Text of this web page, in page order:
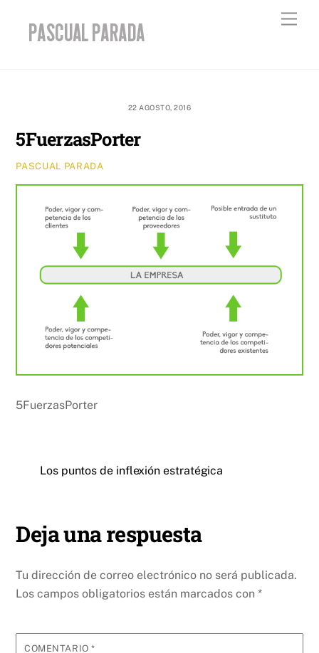
content
22 AGOSTO, 2016
5FuerzasPorter
PASCUAL PARADA
5FuerzasPorter
Los puntos de inflexión estratégica
Deja una respuesta
Tu dirección de correo electrónico no será publicada.
Los campos obligatorios están marcados con*
COMENTARIO*